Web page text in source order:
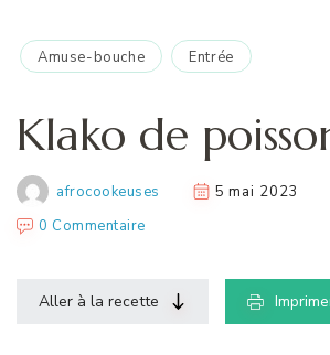
Amuse-bouche Entrée
Klako de
afrocookeuses
5 mai 2023
0 Commentaire
Aller à la recette